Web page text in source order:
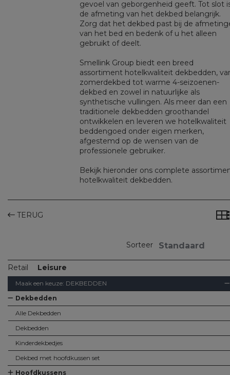
gevoel van geborgenheid geeft. Tot slot
de afmeting van het dekbed belangrijk.
Zorg dat het dekbed past bij de
van het bed en bedenk of u het alleen
gebruikt of deelt.
Smellink Group biedt een breed
assortiment hotelkwaliteit dekbedden,
zomerdekbed tot warme 4-seizoenen-
dekbed en zowel in natuurlijke als
synthetische vullingen. Als meer dan een
traditionele dekbedden groothandel
ontwikkelen en leveren we hotelkwaliteit
beddengoed onder eigen merken,
afgestemd op de wensen van de
professionele gebruiker.
Bekijk hieronder ons complete
hotelkwaliteit dekbedden.
Retail Leisure
Maak een keuze: DEKBEDDEN
Dekbedden
Alle Dekbedden
Dekbedden
Kinderdekbedjes
Dekbed met hoofdkussen set
Hoofdkussens
TERUG
Sorteer